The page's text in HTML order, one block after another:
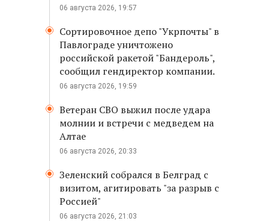
06 августа 2026, 19:57
Сортировочное депо "Укрпочты" в
Павлограде уничтожено
российской ракетой "Бандероль",
сообщил гендиректор компании.
06 августа 2026, 19:59
Ветеран СВО выжил после удара
молнии и встречи с медведем на
Алтае
06 августа 2026, 20:33
Зеленский собрался в Белград с
визитом, агитировать "за разрыв с
Россией"
06 августа 2026, 21:03